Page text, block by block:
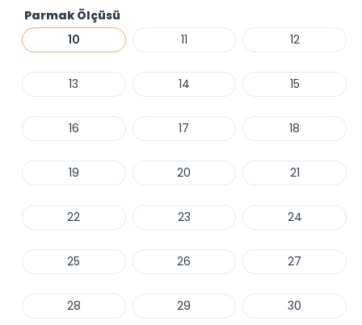
Parmak Ölçüsü
10
11 12
13 14 15
16 17 18
19 20 21
22 23 24
25 26 27
28 29 30